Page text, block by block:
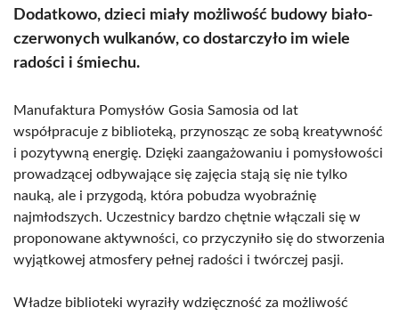
Dodatkowo, dzieci miały możliwość budowy biało-
czerwonych wulkanów, co dostarczyło im wiele
radości i śmiechu.
Manufaktura Pomysłów Gosia Samosia od lat
współpracuje z biblioteką, przynosząc ze sobą kreatywność
i pozytywną energię. Dzięki zaangażowaniu i pomysłowości
prowadzącej odbywające się zajęcia stają się nie tylko
nauką, ale i przygodą, która pobudza wyobraźnię
najmłodszych. Uczestnicy bardzo chętnie włączali się w
proponowane aktywności, co przyczyniło się do stworzenia
wyjątkowej atmosfery pełnej radości i twórczej pasji.
Władze biblioteki wyraziły wdzięczność za możliwość